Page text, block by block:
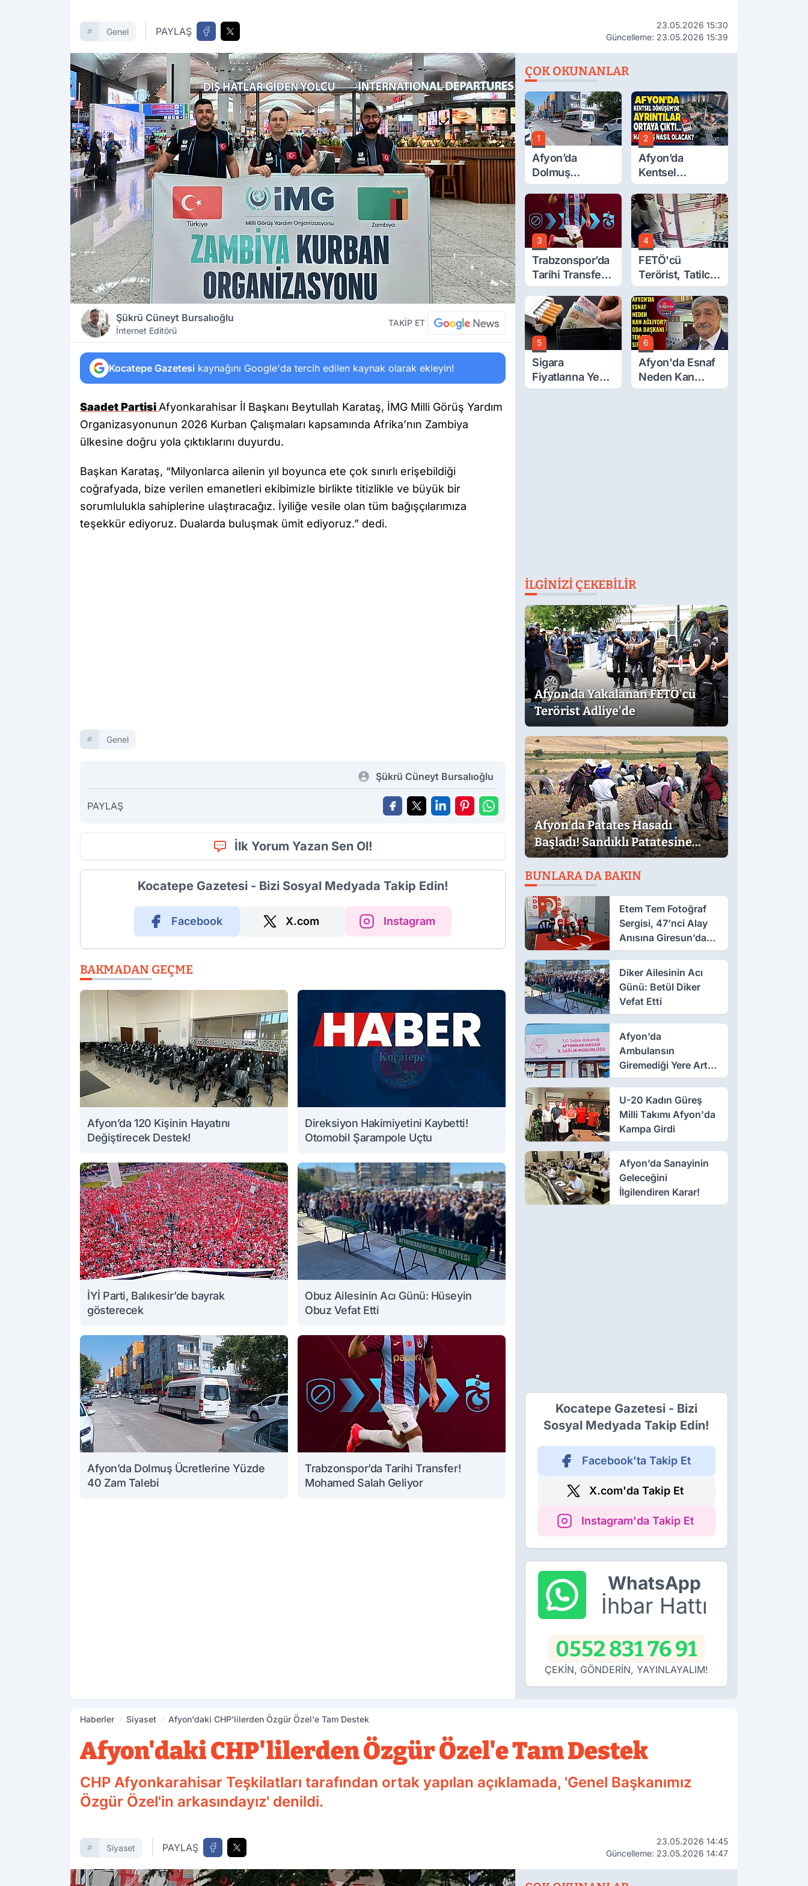
Genel PAYLAŞ
23.05.2026 15:30
Güncelleme: 23.05.2026 15:39
Şükrü Cüneyt Bursalıoğlu
İnternet Editörü
TAKİP ET
Kocatepe Gazetesi kaynağını Google'da tercih edilen kaynak olarak ekleyin!
Saadet Partisi Afyonkarahisar İl Başkanı Beytullah Karataş, İMG Milli Görüş Yardım
Organizasyonunun 2026 Kurban Çalışmaları kapsamında Afrika’nın Zambiya
ülkesine doğru yola çıktıklarını duyurdu.
Başkan Karataş, “Milyonlarca ailenin yıl boyunca ete çok sınırlı erişebildiği
coğrafyada, bize verilen emanetleri ekibimizle birlikte titizlikle ve büyük bir
sorumlulukla sahiplerine ulaştıracağız. İyiliğe vesile olan tüm bağışçılarımıza
teşekkür ediyoruz. Dualarda buluşmak ümit ediyoruz.” dedi.
Genel
Şükrü Cüneyt Bursalıoğlu
PAYLAŞ
İlk Yorum Yazan Sen Ol!
Kocatepe Gazetesi - Bizi Sosyal Medyada Takip Edin!
Facebook X.com Instagram
BAKMADAN GEÇME
Afyon’da 120 Kişinin Hayatını
Değiştirecek Destek!
Direksiyon Hakimiyetini Kaybetti!
Otomobil Şarampole Uçtu
İYİ Parti, Balıkesir’de bayrak
gösterecek
Obuz Ailesinin Acı Günü: Hüseyin
Obuz Vefat Etti
Afyon’da Dolmuş Ücretlerine Yüzde
40 Zam Talebi
Trabzonspor’da Tarihi Transfer!
Mohamed Salah Geliyor
ÇOK OKUNANLAR
1
Afyon’da
Dolmuş
Ücretlerine
Yüzde 40 Zam
Talebi
2
Afyon’da
Kentsel
Dönüşüm’de
Ayrıntılar Ortaya
Çıktı… Hakediş
Nasıl Olacak?
3
Trabzonspor’da
Tarihi Transfer!
Mohamed Salah
Geliyor
4
FETÖ'cü
Terörist, Tatilci
Gibi Kaçmış
5
Sigara
Fiyatlarına Yeni
Zam!
6
Afyon'da Esnaf
Neden Kan
Ağlıyor? Oda
İLGINIZI ÇEKEBILIR
Afyon'da Yakalanan FETÖ'cü
Terörist Adliye'de
Afyon'da Patates Hasadı
Başladı! Sandıklı Patatesine
Yoğun İlgi
BUNLARA DA BAKIN
Etem Tem Fotoğraf
Sergisi, 47’nci Alay
Anısına Giresun’da
Açılacak
Diker Ailesinin Acı
Günü: Betül Diker
Vefat Etti
Afyon’da
Ambulansın
Giremediği Yere Artık
112 Gidecek!
U-20 Kadın Güreş
Milli Takımı Afyon'da
Kampa Girdi
Afyon’da Sanayinin
Geleceğini
İlgilendiren Karar!
Kocatepe Gazetesi - Bizi
Sosyal Medyada Takip Edin!
Facebook'ta Takip Et
X.com'da Takip Et
Instagram'da Takip Et
WhatsApp
İhbar Hattı
0552 831 76 91
ÇEKİN, GÖNDERİN, YAYINLAYALIM!
Haberler Siyaset Afyon'daki CHP'lilerden Özgür Özel'e Tam Destek
Afyon'daki CHP'lilerden Özgür Özel'e Tam Destek
CHP Afyonkarahisar Teşkilatları tarafından ortak yapılan açıklamada, 'Genel Başkanımız
Özgür Özel'in arkasındayız' denildi.
Siyaset PAYLAŞ
23.05.2026 14:45
Güncelleme: 23.05.2026 14:47